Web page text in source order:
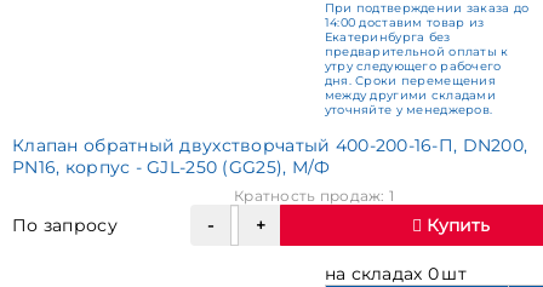
При подтверждении заказа до
14:00 доставим товар из
Екатеринбурга без
предварительной оплаты к
утру следующего рабочего
дня. Сроки перемещения
между другими складами
уточняйте у менеджеров.
Клапан обратный двухстворчатый 400-200-16-П, DN200,
PN16, корпус - GJL-250 (GG25), М/Ф
По запросу
Кратность продаж: 1
Купить
на складах 0 шт